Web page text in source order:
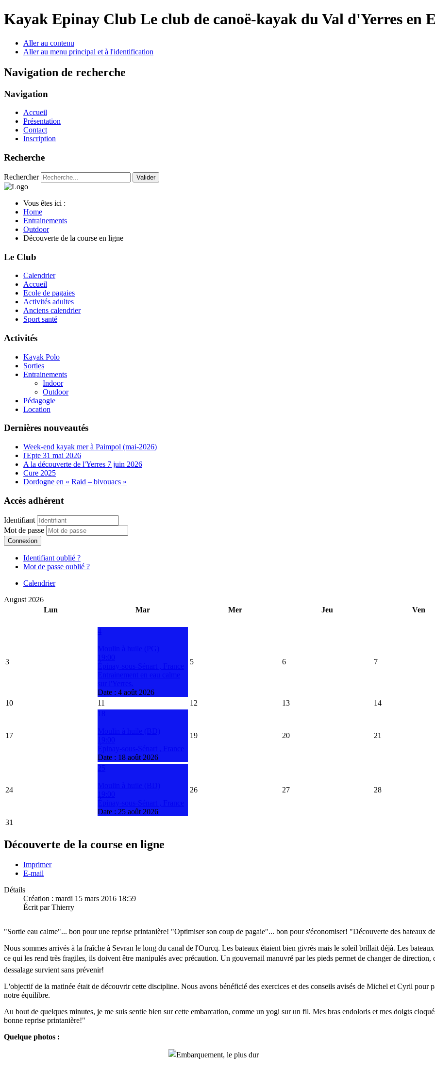
Kayak Epinay Club Le club de canoë-kayak du Val d'Yerres en
Aller au contenu
Aller au menu principal et à l'identification
Navigation de recherche
Navigation
Accueil
Présentation
Contact
Inscription
Recherche
Rechercher Valider
Vous êtes ici :
Home
Entrainements
Outdoor
Découverte de la course en ligne
Le Club
Calendrier
Accueil
Ecole de pagaies
Activités adultes
Anciens calendrier
Sport santé
Activités
Kayak Polo
Sorties
Entrainements
Indoor
Outdoor
Pédagogie
Location
Dernières nouveautés
Week-end kayak mer à Paimpol (mai-2026)
l'Epte 31 mai 2026
A la découverte de l'Yerres 7 juin 2026
Cure 2025
Dordogne en « Raid – bivouacs »
Accès adhérent
Identifiant
Mot de passe
Connexion
Identifiant oublié ?
Mot de passe oublié ?
Calendrier
August 2026
Lun
Mar Mer Jeu Ven
3
Date : 4 août 2026
5 6 7
10 11 12 13 14
17
Date : 18 août 2026
19 20 21
24
Date : 25 août 2026
26 27 28
31
Découverte de la course en ligne
Imprimer
E-mail
Détails
Création : mardi 15 mars 2016 18:59
Écrit par Thierry
"Sortie eau calme"... bon pour une reprise printanière! "Optimiser son coup de pagaie"... bon pour s'économiser! "Découverte des bateaux
Nous sommes arrivés à la fraîche à Sevran le long du canal de l'Ourcq. Les bateaux étaient bien givrés mais le soleil brillait déjà. Les
ce qui les rend très fragiles, ils doivent être manipulés avec précaution. Un gouvernail manuvré par les pieds permet de changer de
dessalage survient sans prévenir!
L'objectif de la matinée était de découvrir cette discipline. Nous avons bénéficié des exercices et des conseils avisés de Michel et Cyril pour
notre équilibre.
Au bout de quelques minutes, je me suis sentie bien sur cette embarcation, comme un yogi sur un fil. Mes bras endoloris et mes doigts
bonne reprise printanière!"
Quelque photos :